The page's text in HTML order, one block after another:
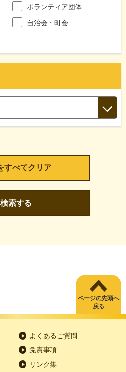
ボランティア団体
自治会・町会
検索する
ページの先頭へ
戻る
よくあるご質問
免責事項
リンク集